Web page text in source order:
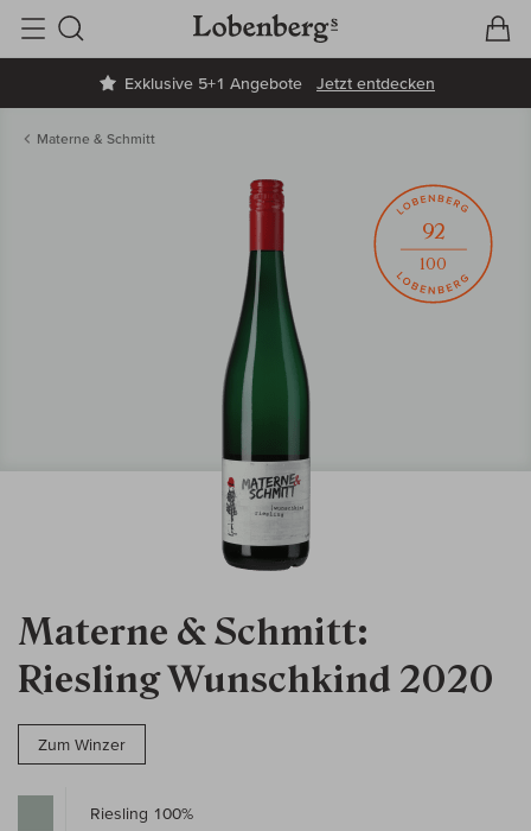
Exklusive 5+1 Angebote Jetzt entdecken
Suche
Materne & Schmitt
Materne & Schmitt:
Riesling Wunschkind 2020
Zum Winzer
92
100
Riesling 100%